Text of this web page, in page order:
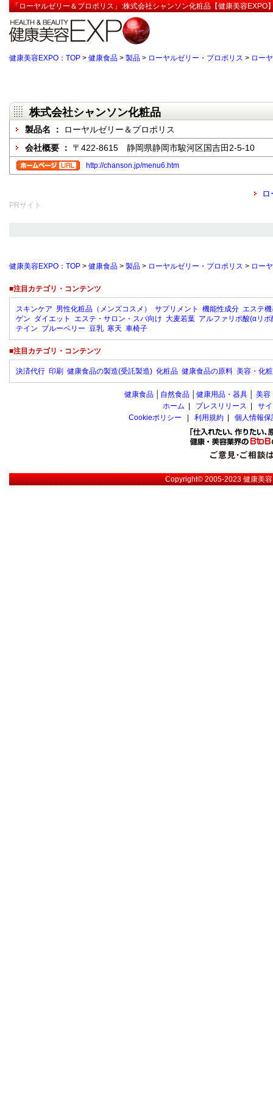
「ローヤルゼリー＆プロポリス」:株式会社シャンソン化粧品【健康美容EXPO
健康美容EXPO：TOP > 健康食品 > 製品 > ローヤルゼリー・プロポリス > ロー
株式会社シャンソン化粧品
製品名 ：
ローヤルゼリー＆プロポリス
会社概要 ： 〒422-8615 静岡県静岡市駿河区国吉田2-5-10
http://chanson.jp/menu6.htm
PRサイト
健康美容EXPO：TOP > 健康食品 > 製品 > ローヤルゼリー・プロポリス > ロー
■注目カテゴリ・コンテンツ
スキンケア 男性化粧品（メンズコスメ） サプリメント 機能性成分 エステ
ゲン ダイエット エステ・サロン・スパ向け 大麦若葉 アルファリポ酸(αリポ
テイン ブルーベリー 豆乳 寒天 車椅子
■注目カテゴリ・コンテンツ
決済代行 印刷 健康食品の製造(受託製造) 化粧品 健康食品の原料 美容・化
健康食品 自然食品 健康用品・器具 美容
ホーム
プレスリリース
サ
Cookieポリシー
利用規約 個人情報
Copyright© 2005-2023健康美